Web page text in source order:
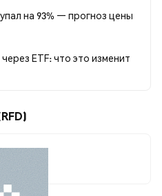
на 93% — прогноз цены
ETF: что это изменит